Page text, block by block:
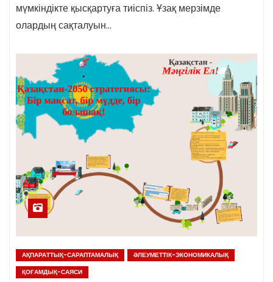
мүмкіндікте қысқартуға тиіспіз. Ұзақ мерзімде
олардың сақталуын…
АҚПАРАТТЫҚ-САРАПТАМАЛЫҚ
ӘЛЕУМЕТТІК-ЭКОНОМИКАЛЫҚ
ҚОҒАМДЫҚ-САЯСИ